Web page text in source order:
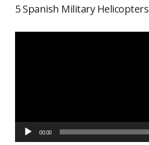
5 Spanish Military Helicopters
00:00